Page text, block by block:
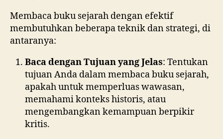
Membaca buku sejarah dengan efektif
membutuhkan beberapa teknik dan strategi, di
antaranya:
Baca dengan Tujuan yang Jelas: Tentukan
tujuan Anda dalam membaca buku sejarah,
apakah untuk memperluas wawasan,
memahami konteks historis, atau
mengembangkan kemampuan berpikir
kritis.